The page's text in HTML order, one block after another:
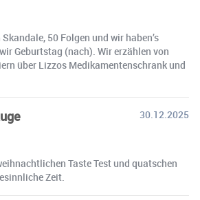
50 Folgen und wir haben’s
Geburtstag (nach). Wir erzählen von
über Lizzos Medikamentenschrank und
30.12.2025
Taste Test und quatschen
Zeit.